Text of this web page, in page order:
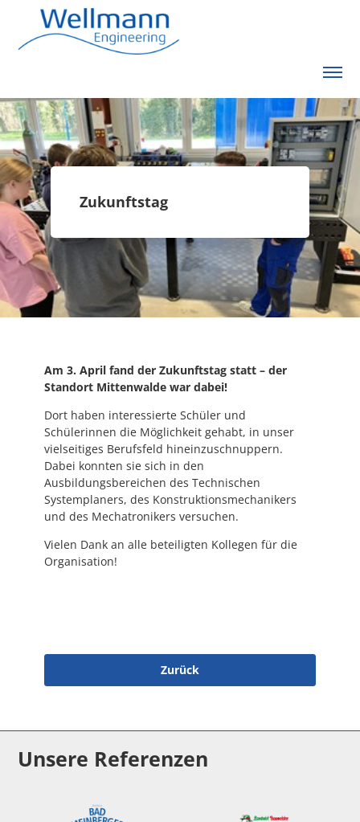
Zukunftstag
Am 3. April fand der Zukunftstag statt – der
Standort Mittenwalde war dabei!
Dort haben interessierte Schüler und
Schülerinnen die Möglichkeit gehabt, in unser
vielseitiges Berufsfeld hineinzuschnuppern.
Dabei konnten sie sich in den
Ausbildungsbereichen des Technischen
Systemplaners, des Konstruktionsmechanikers
und des Mechatronikers versuchen.
Vielen Dank an alle beteiligten Kollegen für die
Organisation!
Zurück
Unsere Referenzen